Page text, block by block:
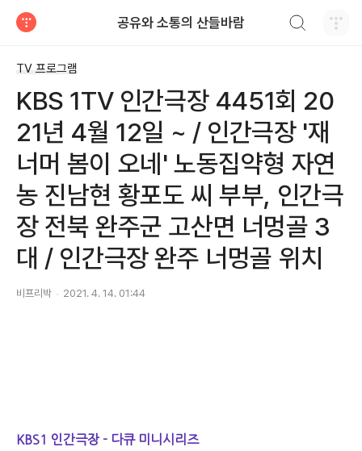
공유와 소통의 산들바람
TV 프로그램
KBS 1TV 인간극장 4451회 20
21년 4월 12일 ~ / 인간극장 '재
너머 봄이 오네' 노동집약형 자연
농 진남현 황포도 씨 부부, 인간극
장 전북 완주군 고산면 너멍골 3
대 / 인간극장 완주 너멍골 위치
비프리박 2021. 4. 14. 01:44
KBS1 인간극장 - 다큐 미니시리즈